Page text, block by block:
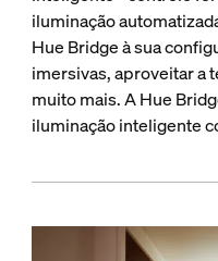
iluminação
Hue Bridge à sua
imersivas, aproveitar a
muito mais. A Hue
iluminação inteligente